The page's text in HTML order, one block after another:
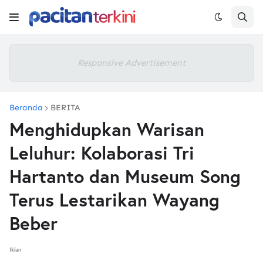
Responsive Advertisement
Beranda BERITA
Menghidupkan Warisan
Leluhur: Kolaborasi Tri
Hartanto dan Museum Song
Terus Lestarikan Wayang
Beber
Iklan